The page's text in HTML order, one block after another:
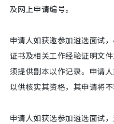
及网上申请编号。
申请人如获邀参加遴选面试
证书及相关工作经验证明文
须提供副本以作记录。申请
以供核实其资格，其申请将不
申请人如获选参加遴选面试